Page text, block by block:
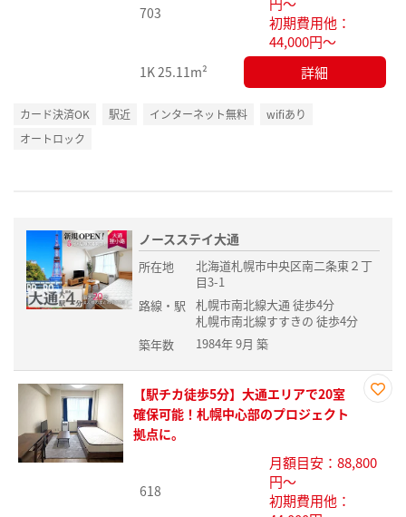
703
初期費用他：
44,000円～
1K25.11m² 詳細
カード決済OK 駅近 インターネット無料
wifiあり
オートロック
ノースステイ大通
所在地
北海道札幌市中央区南二条東２丁
目3-1
路線・駅
札幌市南北線大通 徒歩4分
札幌市南北線すすきの 徒歩4分
築年数
1984年 9月 築
録
【駅チカ徒歩5分】大通エリアで20室
確保可能！札幌中心部のプロジェクト
拠点に。
618
月額目安：88,800
円～
初期費用他：